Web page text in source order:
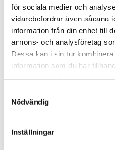
för sociala medier och
vidarebefordrar även sådana
information från din enhet till
annons- och analysföretag
Dessa kan i sin tur
information som du har
Nödvändig
Inställningar